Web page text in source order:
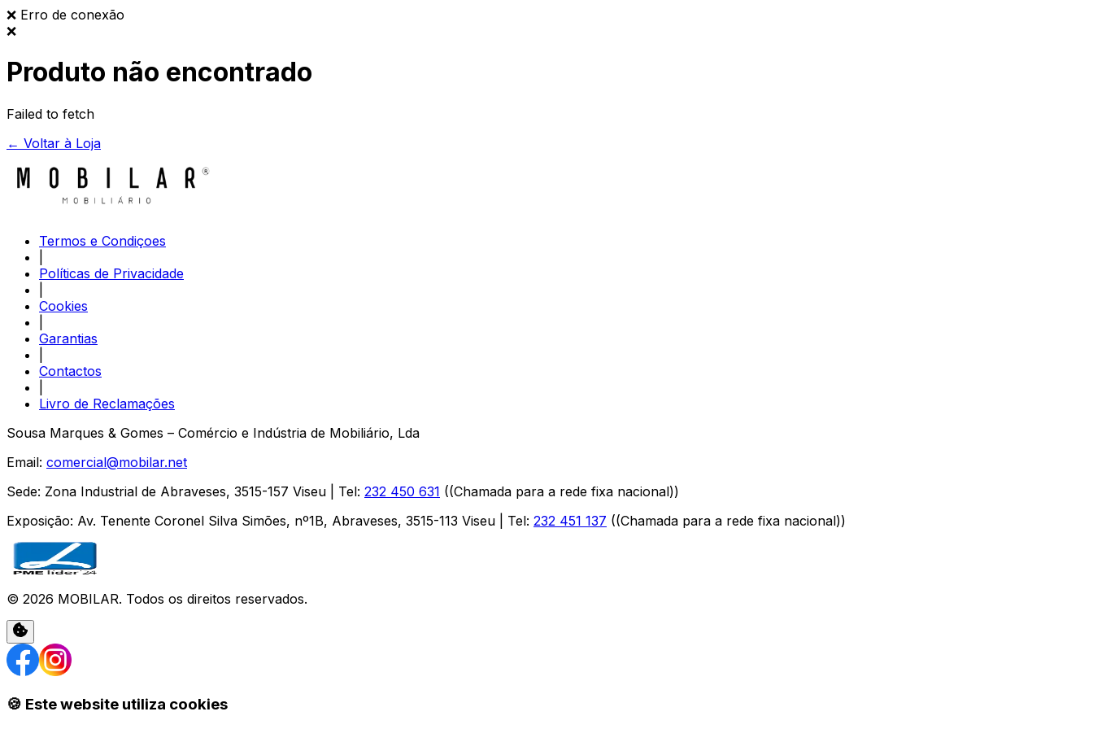
❌ Erro de conexão
❌
Produto não encontrado
Failed to fetch
← Voltar à Loja
Termos e Condiçoes
Políticas de Privacidade
Cookies
Garantias
Contactos
Livro de Reclamações
Sousa Marques & Gomes – Comércio e Indústria de Mobiliário, Lda
Email: comercial@mobilar.net
Sede: Zona Industrial de Abraveses, 3515-157 Viseu | Tel: 232 450 631 ((Chamada para a rede fixa nacional))
Exposição: Av. Tenente Coronel Silva Simões, nº1B, Abraveses, 3515-113 Viseu | Tel: 232 451 137 ((Chamada para a rede fixa nacional))
© 2026 MOBILAR. Todos os direitos reservados.
🍪 Este website utiliza cookies